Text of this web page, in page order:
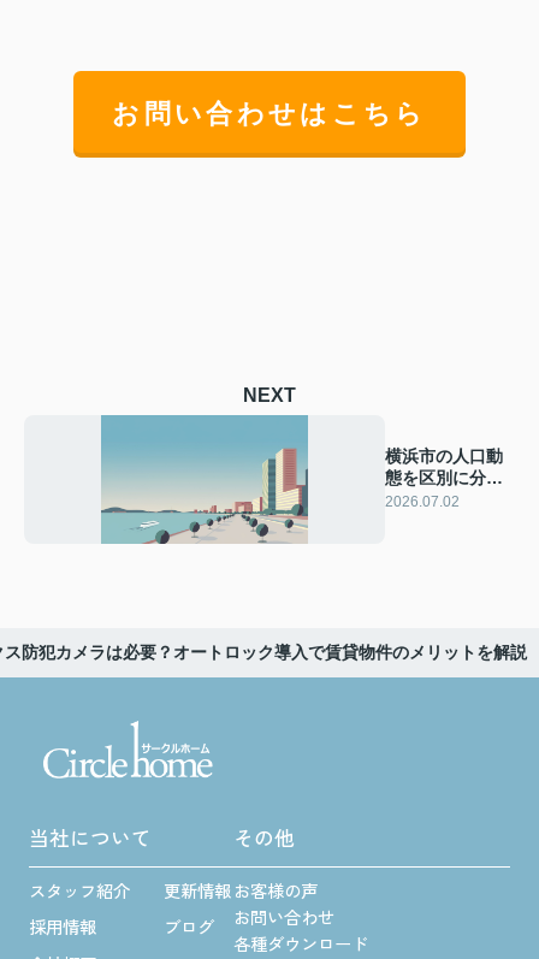
お問い合わせはこちら
NEXT
横浜市の人口動
態を区別に分
析！賃貸ニーズ
2026.07.02
ス防犯カメラは必要？オートロック導入で賃貸物件のメリットを解説
当社について
スタッフ紹介
更新情報
採用情報
ブログ
その他
お客様の声
お問い合わせ
各種ダウンロード